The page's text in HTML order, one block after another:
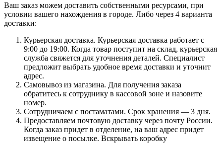
Ваш заказ можем доставить собственными ресурсами, при
условии вашего нахождения в городе. Либо через 4 варианта
доставки:
Курьерская доставка. Курьерская доставка работает с
9:00 до 19:00. Когда товар поступит на склад, курьерская
служба свяжется для уточнения деталей. Специалист
предложит выбрать удобное время доставки и уточнит
адрес.
Самовывоз из магазина. Для получения заказа
обратитесь к сотруднику в кассовой зоне и назовите
номер.
Сотрудничаем с постаматами. Срок хранения — 3 дня.
Предоставляем почтовую доставку через почту России.
Когда заказ придет в отделение, на ваш адрес придет
извещение о посылке. Вскрывать коробку